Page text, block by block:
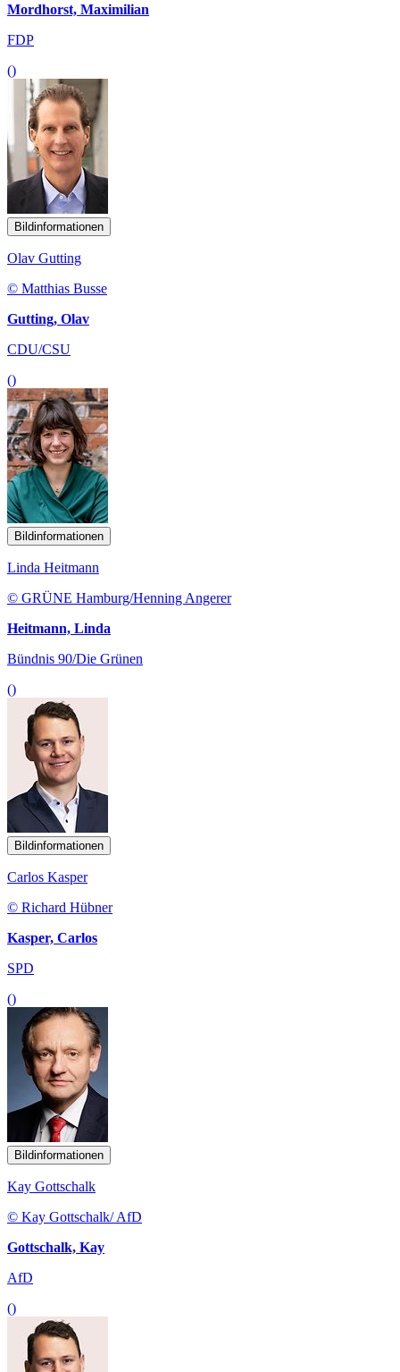
Mordhorst, Maximilian
FDP
()
Bildinformationen
Olav Gutting
© Matthias Busse
Gutting, Olav
CDU/CSU
()
Bildinformationen
Linda Heitmann
© GRÜNE Hamburg/Henning Angerer
Heitmann, Linda
Bündnis 90/Die Grünen
()
Bildinformationen
Carlos Kasper
© Richard Hübner
Kasper, Carlos
SPD
()
Bildinformationen
Kay Gottschalk
© Kay Gottschalk/ AfD
Gottschalk, Kay
AfD
()